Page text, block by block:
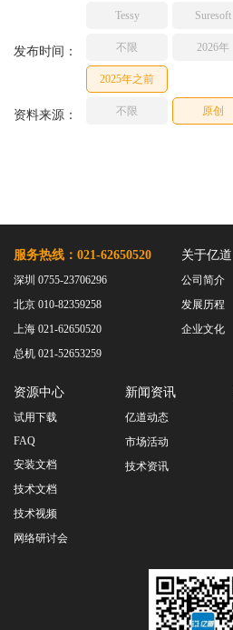
Tessy Suresoft
发布时间： 不限 2026年
2025年之前
资料来源： 不限 原创
服务热线：021-62650520
深圳 0755-23706296
北京 010-82359258
上海 021-62650520
总机 021-52653259
关于亿道
公司简介
发展历程
企业文化
资源中心
试用下载
FAQ
安装文档
技术文档
技术视频
网络研讨会
新闻资讯
亿道动态
市场活动
技术资讯